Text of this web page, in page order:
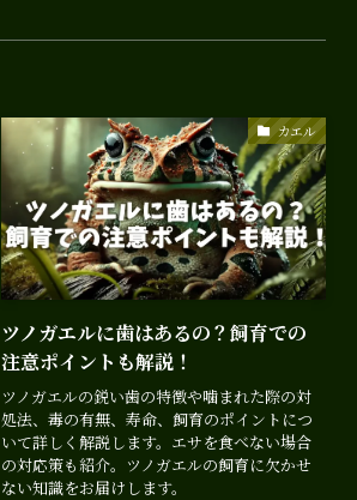
カエル
ツノガエルに歯はあるの？飼育での
注意ポイントも解説！
ツノガエルの鋭い歯の特徴や噛まれた際の対
処法、毒の有無、寿命、飼育のポイントにつ
いて詳しく解説します。エサを食べない場合
の対応策も紹介。ツノガエルの飼育に欠かせ
ない知識をお届けします。